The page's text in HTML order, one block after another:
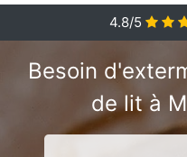
4.8/5
Besoin
de lit à